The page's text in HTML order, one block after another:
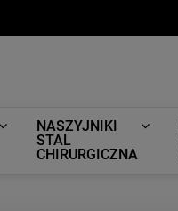
NASZYJNIKI
STAL
CHIRURGICZNA